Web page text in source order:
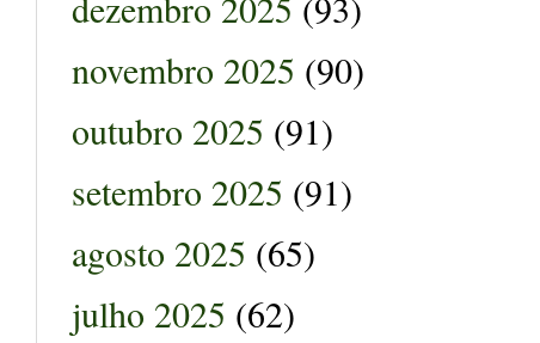
novembro 2025 (90)
outubro 2025 (91)
setembro 2025 (91)
agosto 2025 (65)
julho 2025 (62)